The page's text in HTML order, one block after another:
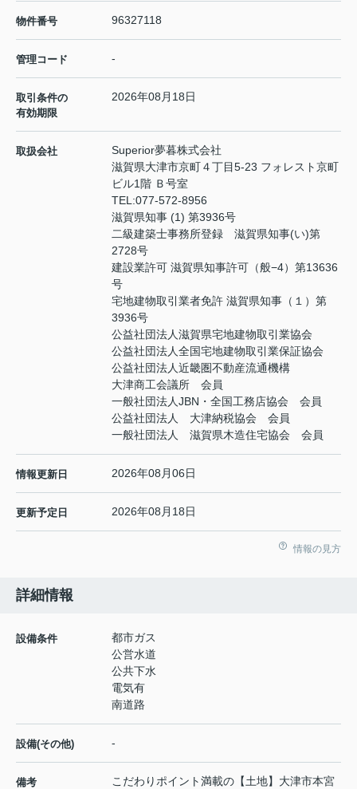
物件番号 96327118
管理コード -
取引条件の
有効期限
2026年08月18日
取扱会社
Superior夢暮株式会社
滋賀県大津市京町４丁目5-23 フォレスト京町
ビル1階 Ｂ号室
TEL:077-572-8956
滋賀県知事 (1) 第3936号
二級建築士事務所登録 滋賀県知事(い)第
2728号
建設業許可 滋賀県知事許可（般−4）第13636
号
宅地建物取引業者免許 滋賀県知事（１）第
3936号
公益社団法人滋賀県宅地建物取引業協会
公益社団法人全国宅地建物取引業保証協会
公益社団法人近畿圏不動産流通機構
大津商工会議所 会員
一般社団法人JBN・全国工務店協会 会員
公益社団法人 大津納税協会 会員
一般社団法人 滋賀県木造住宅協会 会員
情報更新日 2026年08月06日
更新予定日 2026年08月18日
情報の見方
詳細情報
設備条件
都市ガス
公営水道
公共下水
電気有
南道路
設備(その他) -
備考
こだわりポイント満載の【土地】大津市本宮